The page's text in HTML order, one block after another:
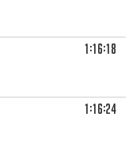
1:16:18
1:16:24